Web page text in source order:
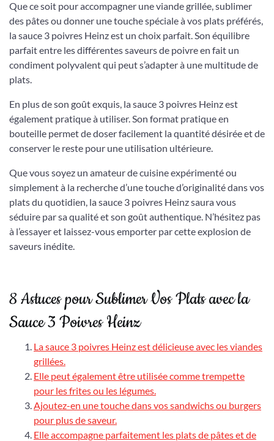
Que ce soit pour accompagner une viande grillée, sublimer
des pâtes ou donner une touche spéciale à vos plats préférés,
la sauce 3 poivres Heinz est un choix parfait. Son équilibre
parfait entre les différentes saveurs de poivre en fait un
condiment polyvalent qui peut s’adapter à une multitude de
plats.
En plus de son goût exquis, la sauce 3 poivres Heinz est
également pratique à utiliser. Son format pratique en
bouteille permet de doser facilement la quantité désirée et de
conserver le reste pour une utilisation ultérieure.
Que vous soyez un amateur de cuisine expérimenté ou
simplement à la recherche d’une touche d’originalité dans vos
plats du quotidien, la sauce 3 poivres Heinz saura vous
séduire par sa qualité et son goût authentique. N’hésitez pas
à l’essayer et laissez-vous emporter par cette explosion de
saveurs inédite.
8 Astuces pour Sublimer Vos Plats avec la
Sauce 3 Poivres Heinz
La sauce 3 poivres Heinz est délicieuse avec les viandes
grillées.
Elle peut également être utilisée comme trempette
pour les frites ou les légumes.
Ajoutez-en une touche dans vos sandwichs ou burgers
pour plus de saveur.
Elle accompagne parfaitement les plats de pâtes et de